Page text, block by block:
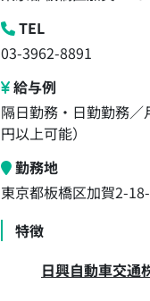
TEL
03-3962-8891
給与例
隔日勤務・日勤勤務
円以上可能）
勤務地
東京都板橋区加賀2-
特徴
日興自動車交通